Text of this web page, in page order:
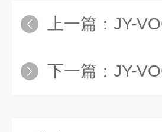
上一篇： JY-
下一篇： JY-